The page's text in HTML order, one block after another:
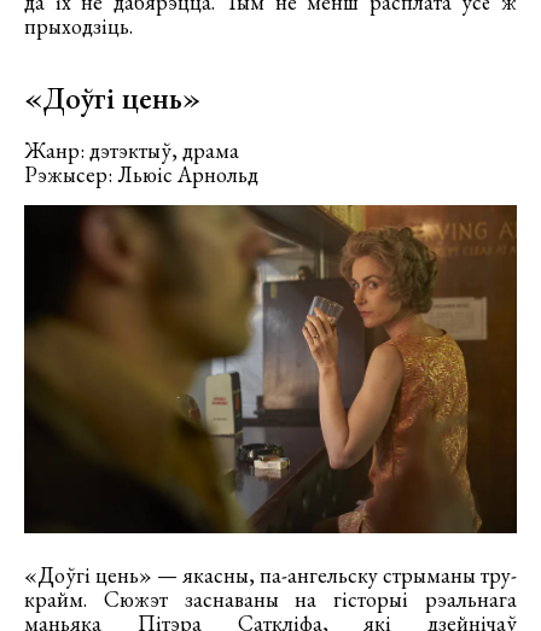
прыходзіць.
«Доўгі цень»
Жанр: дэтэктыў, драма
Рэжысер: Льюіс Арнольд
«Доўгі цень» — якасны, па-ангельску стрыманы тру-
крайм. Сюжэт заснаваны на гісторыі рэальнага
маньяка Пітэра Саткліфа, які дзейнічаў